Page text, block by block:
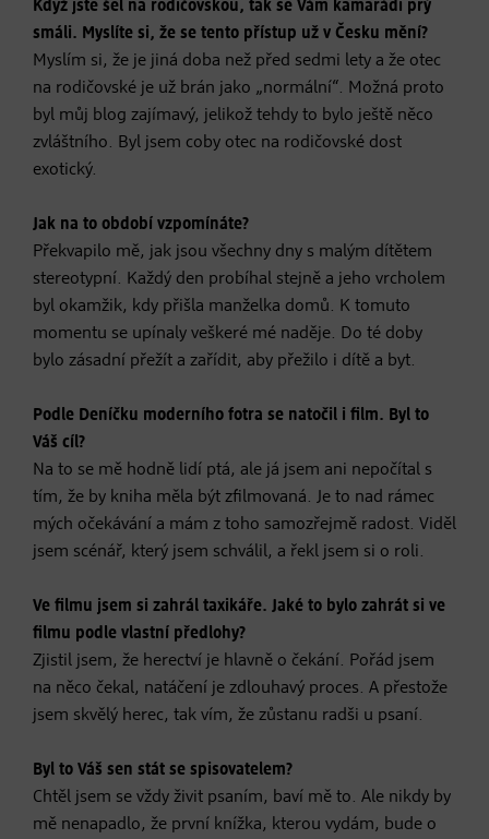
Když jste šel na rodičovskou, tak se Vám kamarádi prý
smáli. Myslíte si, že se tento přístup už v Česku mění?
Myslím si, že je jiná doba než před sedmi lety a že otec
na rodičovské je už brán jako „normální“. Možná proto
byl můj blog zajímavý, jelikož tehdy to bylo ještě něco
zvláštního. Byl jsem coby otec na rodičovské dost
exotický.
Jak na to období vzpomínáte?
Překvapilo mě, jak jsou všechny dny s malým dítětem
stereotypní. Každý den probíhal stejně a jeho vrcholem
byl okamžik, kdy přišla manželka domů. K tomuto
momentu se upínaly veškeré mé naděje. Do té doby
bylo zásadní přežít a zařídit, aby přežilo i dítě a byt.
Podle Deníčku moderního fotra se natočil i film. Byl to
Váš cíl?
Na to se mě hodně lidí ptá, ale já jsem ani nepočítal s
tím, že by kniha měla být zfilmovaná. Je to nad rámec
mých očekávání a mám z toho samozřejmě radost. Viděl
jsem scénář, který jsem schválil, a řekl jsem si o roli.
Ve filmu jsem si zahrál taxikáře. Jaké to bylo zahrát si ve
filmu podle vlastní předlohy?
Zjistil jsem, že herectví je hlavně o čekání. Pořád jsem
na něco čekal, natáčení je zdlouhavý proces. A přestože
jsem skvělý herec, tak vím, že zůstanu radši u psaní.
Byl to Váš sen stát se spisovatelem?
Chtěl jsem se vždy živit psaním, baví mě to. Ale nikdy by
mě nenapadlo, že první knížka, kterou vydám, bude o